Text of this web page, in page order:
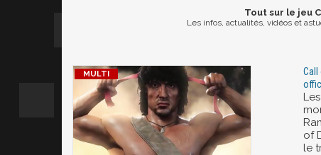
Toutsur le jeu
Les infos, actualités, vidéos et
Call
of
le